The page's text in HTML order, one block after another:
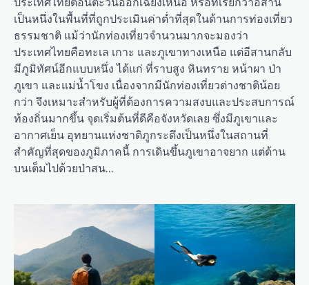
เป็นหนึ่งในพื้นที่ที่ถูกประเมินค่าต่ำที่สุดในด้านการท่องเที่ยว
ธรรมชาติ แม้ว่านักท่องเที่ยวจำนวนมากจะมองว่า
ประเทศไทยคือทะเล เกาะ และภูเขาทางเหนือ แต่อีสานกลับ
มีภูมิทัศน์อีกแบบหนึ่ง ได้แก่ ที่ราบสูง หินทราย หน้าผา ป่า
ภูเขา และแม่น้ำโขง เนื่องจากมีนักท่องเที่ยวต่างชาติน้อย
กว่า จึงเหมาะสำหรับผู้ที่ต้องการความสงบและประสบการณ์
ท้องถิ่นมากขึ้น จุดเริ่มต้นที่ดีคือจังหวัดเลย ซึ่งมีภูเขาและ
อากาศเย็น อุทยานแห่งชาติภูกระดึงเป็นหนึ่งในสถานที่
สำคัญที่สุดของภูมิภาคนี้ การเดินขึ้นภูเขาอาจยาก แต่ด้าน
บนเต็มไปด้วยป่าสน…